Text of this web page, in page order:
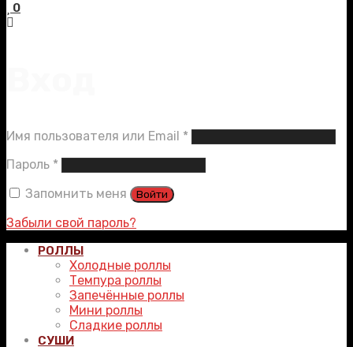
0
Имя пользователя или Email *
Пароль *
Запомнить меня
Войти
Забыли свой пароль?
РОЛЛЫ
Холодные роллы
Темпура роллы
Запечённые роллы
Мини роллы
Сладкие роллы
СУШИ